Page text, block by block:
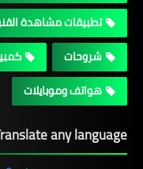
تطبيقات مشاهدة
شروحات
هواتف وموبايلات
any language